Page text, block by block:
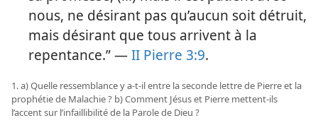
nous, ne désirant pas qu’aucun soit détruit,
mais désirant que tous arrivent à la
repentance.” —II Pierre 3:9.
1. a) Quelle ressemblance y a-​t-​il entre la seconde lettre de Pierre et la
prophétie de Malachie ? b) Comment Jésus et Pierre mettent-​ils
l’accent sur l’infaillibilité de la Parole de Dieu ?